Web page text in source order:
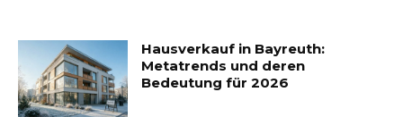
Hausverkauf in Bayreuth:
Metatrends und deren
Bedeutung für 2026